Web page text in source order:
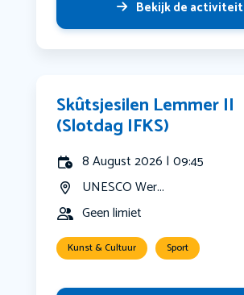
Bekijk de activiteit
Skûtsjesilen Lemmer II
(Slotdag IFKS)
8 August 2026 | 09:45
UNESCO Wer...
Geen limiet
Kunst & Cultuur Sport